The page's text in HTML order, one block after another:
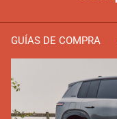
GUÍAS DE COMPRA